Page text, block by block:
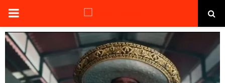
PRIMARY
MENU